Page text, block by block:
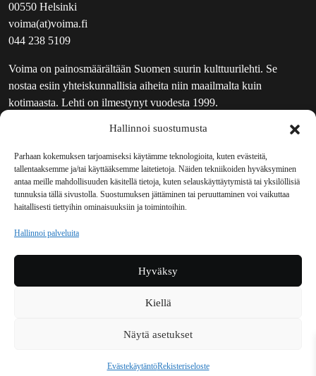
Hallinnoi suostumusta
Parhaan kokemuksen tarjoamiseksi käytämme teknologioita, kuten evästeitä,
tallentaaksemme ja/tai käyttääksemme laitetietoja. Näiden tekniikoiden hyväksyminen
antaa meille mahdollisuuden käsitellä tietoja, kuten selauskäyttäytymistä tai yksilöllisiä
tunnuksia tällä sivustolla. Suostumuksen jättäminen tai peruuttaminen voi vaikuttaa
haitallisesti tiettyihin ominaisuuksiin ja toimintoihin.
Hallinnoi palveluita
Hyväksy
Kiellä
Näytä asetukset
EvästekäytäntöRekisteriseloste
00550 Helsinki
voima(at)voima.fi
044 238 5109
Voima on painosmäärältään Suomen suurin kulttuurilehti. Se
nostaa esiin yhteiskunnallisia aiheita niin maailmalta kuin
kotimaasta. Lehti on ilmestynyt vuodesta 1999.
UUTISKIRJE
MAINOSTAJILLE
VASTAMAINOKSET
JAKELUPAIKAT
REKISTERISELOSTE
TILAUKSEN PERUUTUSPYYNTÖ
TILAUSOHJEET JA -EHDOT